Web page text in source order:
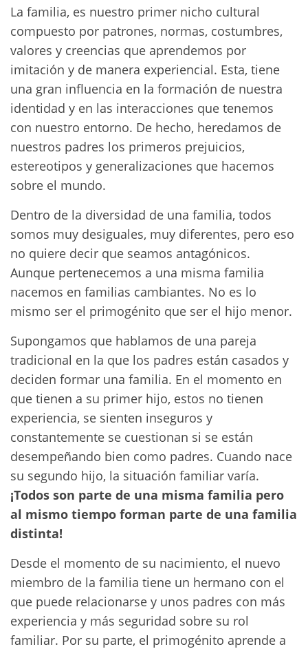
La familia, es nuestro primer nicho cultural
compuesto por patrones, normas, costumbres,
valores y creencias que aprendemos por
imitación y de manera experiencial. Esta, tiene
una gran influencia en la formación de nuestra
identidad y en las interacciones que tenemos
con nuestro entorno. De hecho, heredamos de
nuestros padres los primeros prejuicios,
estereotipos y generalizaciones que hacemos
sobre el mundo.
Dentro de la diversidad de una familia, todos
somos muy desiguales, muy diferentes, pero eso
no quiere decir que seamos antagónicos.
Aunque pertenecemos a una misma familia
nacemos en familias cambiantes. No es lo
mismo ser el primogénito que ser el hijo menor.
Supongamos que hablamos de una pareja
tradicional en la que los padres están casados y
deciden formar una familia. En el momento en
que tienen a su primer hijo, estos no tienen
experiencia, se sienten inseguros y
constantemente se cuestionan si se están
desempeñando bien como padres. Cuando nace
su segundo hijo, la situación familiar varía.
¡Todos son parte de una misma familia pero
al mismo tiempo forman parte de una familia
distinta!
Desde el momento de su nacimiento, el nuevo
miembro de la familia tiene un hermano con el
que puede relacionarse y unos padres con más
experiencia y más seguridad sobre su rol
familiar. Por su parte, el primogénito aprende a